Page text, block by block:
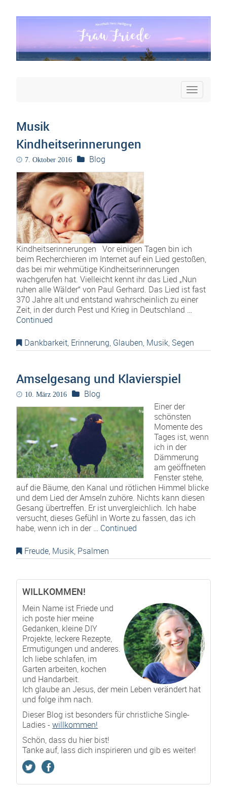
Toggle
Musik
Kindheitserinnerungen
7. Oktober 2016 Blog
Kindheitserinnerungen Vor einigen Tagen bin ich
beim Recherchieren im Internet auf ein Lied gestoßen,
das bei mir wehmütige Kindheitserinnerungen
wachgerufen hat. Vielleicht kennt ihr das Lied „Nun
ruhen alle Wälder“ von Paul Gerhard. Das Lied ist fast
370 Jahre alt und entstand wahrscheinlich zu einer
Zeit, in der durch Pest und Krieg in Deutschland …
Continued
Dankbarkeit, Erinnerung, Glauben, Musik, Segen
Amselgesang und Klavierspiel
10. März 2016
Blog
Einer der
schönsten
Momente des
Tages ist, wenn
ich in der
Dämmerung
am geöffneten
Fenster stehe,
auf die Bäume, den Kanal und rötlichen Himmel blicke
und dem Lied der Amseln zuhöre. Nichts kann diesen
Gesang übertreffen. Er ist unvergleichlich. Ich habe
versucht, dieses Gefühl in Worte zu fassen, das ich
habe, wenn ich in der … Continued
Freude, Musik, Psalmen
WILLKOMMEN!
Mein Name ist Friede und
ich poste hier meine
Gedanken, kleine DIY
Projekte, leckere Rezepte,
Ermutigungen und anderes.
Ich liebe schlafen, im
Garten arbeiten, kochen
und Handarbeit.
Ich glaube an Jesus, der mein Leben verändert hat
und folge ihm nach.
Dieser Blog ist besonders für christliche Single-
Ladies -willkommen!
Schön, dass du hier bist!
Tanke auf, lass dich inspirieren und gib es weiter!